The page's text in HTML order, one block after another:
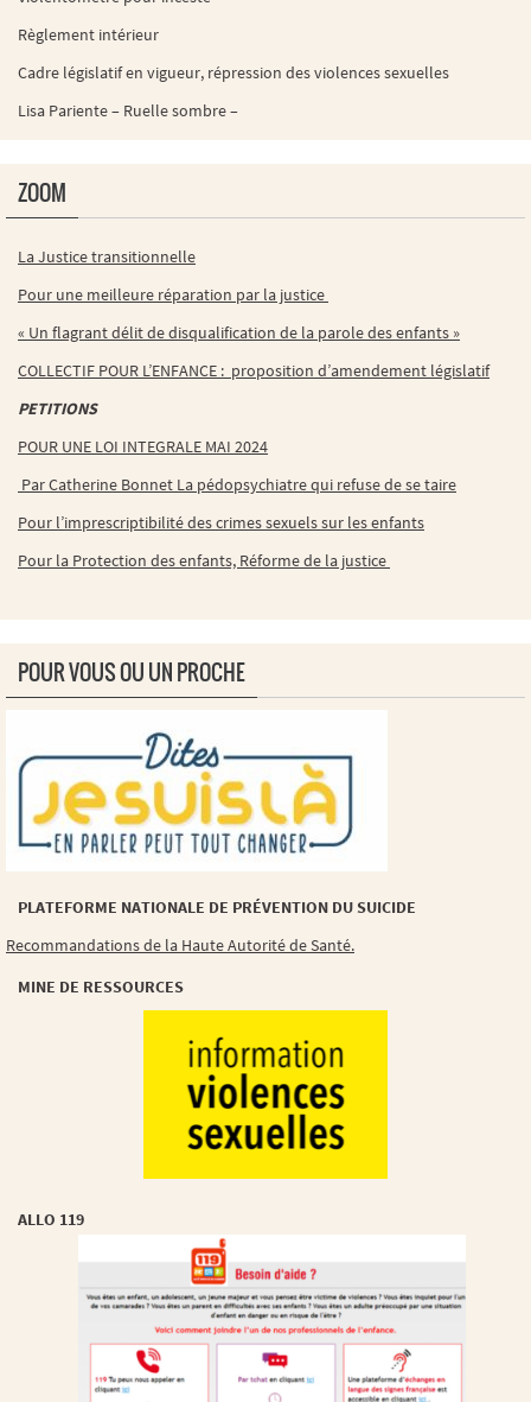
Règlement intérieur
Cadre législatif en vigueur, répression des violences sexuelles
Lisa Pariente – Ruelle sombre –
ZOOM
La Justice transitionnelle
Pour une meilleure réparation par la justice
« Un flagrant délit de disqualification de la parole des enfants »
COLLECTIF POUR L’ENFANCE : proposition d’amendement législatif
PETITIONS
POUR UNE LOI INTEGRALE MAI 2024
Par Catherine Bonnet La pédopsychiatre qui refuse de se taire
Pour l’imprescriptibilité des crimes sexuels sur les enfants
Pour la Protection des enfants, Réforme de la justice
POUR VOUS OU UN PROCHE
PLATEFORME NATIONALE DE PRÉVENTION DU SUICIDE
Recommandations de la Haute Autorité de Santé.
MINE DE RESSOURCES
ALLO 119